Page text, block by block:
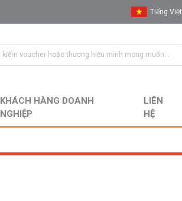
Tiếng Việt
English
KHÁCH HÀNG DOANH
NGHIỆP
LIÊN
HỆ